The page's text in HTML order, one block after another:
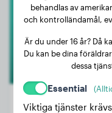
behandlas av
och kontrolländamål,
Är du under 16 år? Då
Du kan be dina
dessa
Essential
Viktiga tjänster